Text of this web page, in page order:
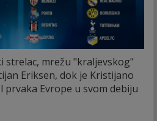
strelac, mrežu "kraljevskog"
Eriksen, dok je Kristijano
prvaka Evrope u svom debiju